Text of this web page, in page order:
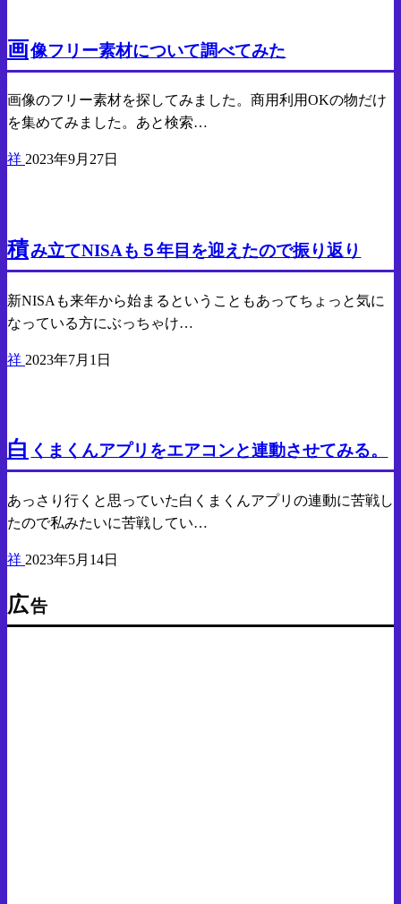
画像フリー素材について調べてみた
画像のフリー素材を探してみました。商用利用OKの物だけ
を集めてみました。あと検索…
祥 2023年9月27日
積み立てNISAも５年目を迎えたので振り返り
新NISAも来年から始まるということもあってちょっと気に
なっている方にぶっちゃけ…
祥 2023年7月1日
白 くまくんアプリをエアコンと連動させてみる。
あっさり行くと思っていた白くまくんアプリの連動に苦戦し
たので私みたいに苦戦してい…
祥 2023年5月14日
広告